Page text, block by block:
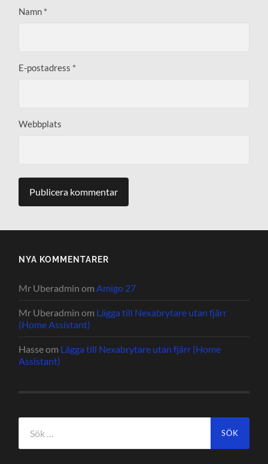
Namn *
E-postadress *
Webbplats
NYA KOMMENTARER
Mr Uberadmin omAmigo 27
Mr Uberadmin om Lägga till Nexabrytare utan fjärr
(Home Assistant)
Hasseom Lägga till Nexabrytare utan fjärr (Home
Assistant)
efter: